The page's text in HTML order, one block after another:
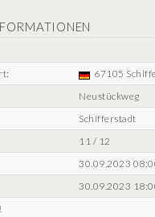
67105
Neustückweg
Schifferstadt
11 / 12
30.09.2023
30.09.2023